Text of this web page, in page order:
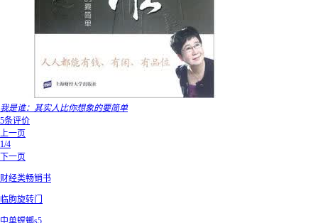
我是谁：其实人比你想象的要简单
5条评价
上一页
1/4
下一页
财经类畅销书
临朐旋转门
中单螳螂s5